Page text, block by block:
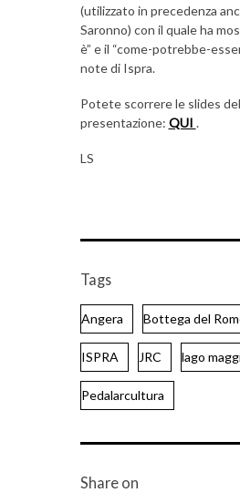
(utilizzato in precedenza
Saronno) con il quale ha
è” e il “come-potrebbe-
note di Ispra.
Potete scorrere le slides
presentazione: QUI .
LS
Tags
Angera Bottega del
ISPRA JRC lago
Pedalarcultura
Share on